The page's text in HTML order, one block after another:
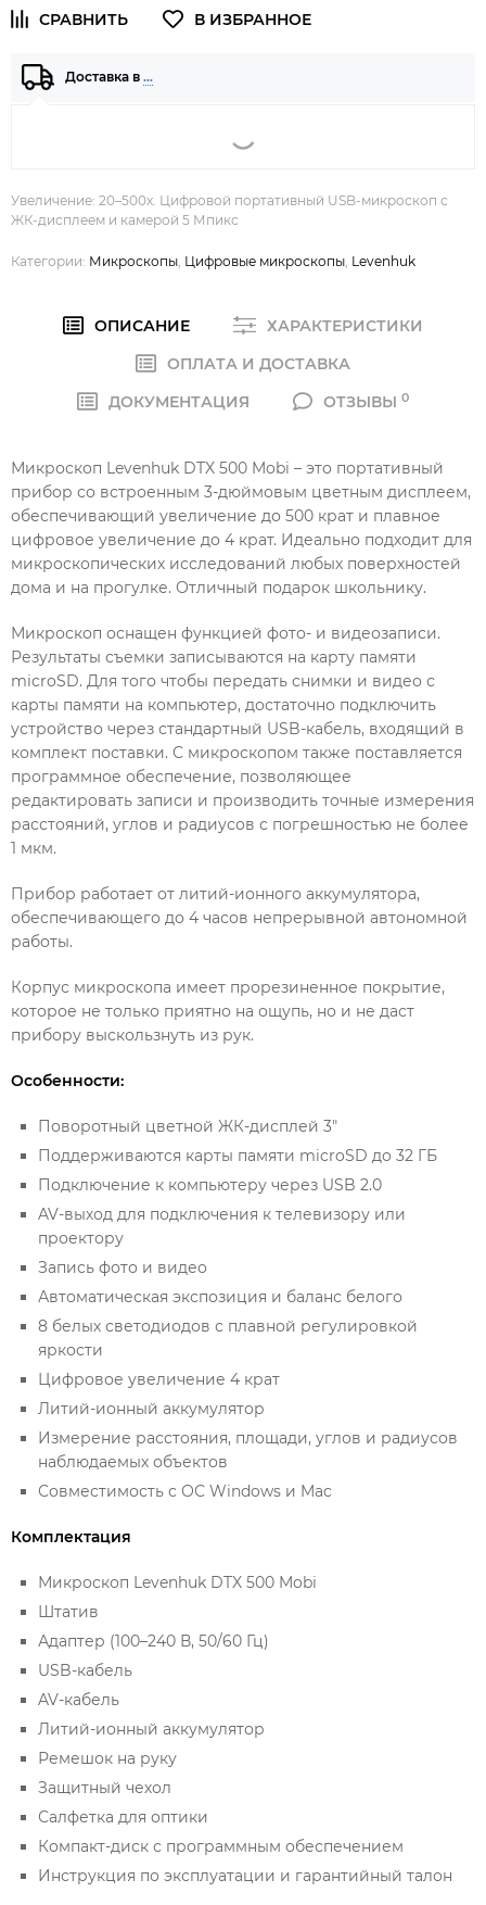
Доставка в …
Увеличение: 20–500x. Цифровой портативный USB-микроскоп с
ЖК-дисплеем и камерой 5 Мпикс
Категории: Микроскопы Цифровые микроскопы Levenhuk
ОПИСАНИЕ
ХАРАКТЕРИСТИКИ
ОПЛАТА И ДОСТАВКА
ДОКУМЕНТАЦИЯ
ОТЗЫВЫ0
Микроскоп Levenhuk DTX 500 Mobi – это портативный
прибор со встроенным 3-дюймовым цветным дисплеем,
обеспечивающий увеличение до 500 крат и плавное
цифровое увеличение до 4 крат. Идеально подходит для
микроскопических исследований любых поверхностей
дома и на прогулке. Отличный подарок школьнику.
Микроскоп оснащен функцией фото- и видеозаписи.
Результаты съемки записываются на карту памяти
microSD. Для того чтобы передать снимки и видео с
карты памяти на компьютер, достаточно подключить
устройство через стандартный USB-кабель, входящий в
комплект поставки. С микроскопом также поставляется
программное обеспечение, позволяющее
редактировать записи и производить точные измерения
расстояний, углов и радиусов с погрешностью не более
1 мкм.
Прибор работает от литий-ионного аккумулятора,
обеспечивающего до 4 часов непрерывной автономной
работы.
Корпус микроскопа имеет прорезиненное покрытие,
которое не только приятно на ощупь, но и не даст
прибору выскользнуть из рук.
Особенности:
Поворотный цветной ЖК-дисплей 3"
Поддерживаются карты памяти microSD до 32 ГБ
Подключение к компьютеру через USB 2.0
AV-выход для подключения к телевизору или
проектору
Запись фото и видео
Автоматическая экспозиция и баланс белого
8 белых светодиодов с плавной регулировкой
яркости
Цифровое увеличение 4 крат
Литий-ионный аккумулятор
Измерение расстояния, площади, углов и радиусов
наблюдаемых объектов
Совместимость с ОС Windows и Mac
Комплектация
Микроскоп Levenhuk DTX 500 Mobi
Штатив
Адаптер (100–240 В, 50/60 Гц)
USB-кабель
AV-кабель
Литий-ионный аккумулятор
Ремешок на руку
Защитный чехол
Салфетка для оптики
Компакт-диск с программным обеспечением
Инструкция по эксплуатации и гарантийный талон